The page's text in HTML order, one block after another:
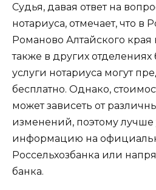
Судья, давая ответ на
нотариуса, отмечает, что в
Романово Алтайского края
также в других отделениях
услуги нотариуса могут
бесплатно. Однако,
может зависеть от
изменений, поэтому лучше
информацию на
Россельхозбанка или
банка.